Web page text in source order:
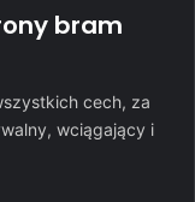
bram
cech, za
wciągający i